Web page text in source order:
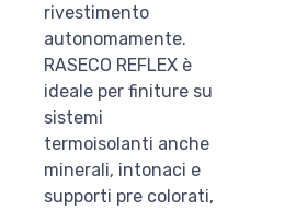
rivestimento
autonomamente.
RASECO REFLEX è
ideale per finiture su
sistemi
termoisolanti anche
minerali, intonaci e
supporti pre colorati,